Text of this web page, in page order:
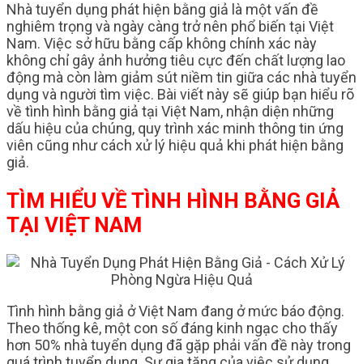
Nhà tuyển dụng phát hiện bằng giả là một vấn đề
nghiêm trọng và ngày càng trở nên phổ biến tại Việt
Nam. Việc sở hữu bằng cấp không chính xác này
không chỉ gây ảnh hưởng tiêu cực đến chất lượng lao
động mà còn làm giảm sút niềm tin giữa các nhà tuyển
dụng và người tìm việc. Bài viết này sẽ giúp bạn hiểu rõ
về tình hình bằng giả tại Việt Nam, nhận diện những
dấu hiệu của chúng, quy trình xác minh thông tin ứng
viên cũng như cách xử lý hiệu quả khi phát hiện bằng
giả.
TÌM HIỂU VỀ TÌNH HÌNH BẰNG GIẢ
TẠI VIỆT NAM
Tình hình bằng giả ở Việt Nam đang ở mức báo động.
Theo thống kê, một con số đáng kinh ngạc cho thấy
hơn 50% nhà tuyển dụng đã gặp phải vấn đề này trong